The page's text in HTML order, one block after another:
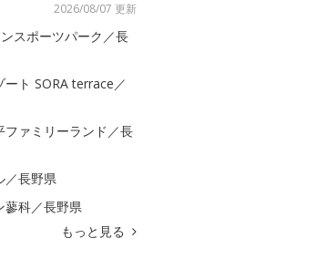
2026/08/07 更新
スポーツパーク／長
ト SORA terrace／
ファミリーランド／長
／長野県
蓼科／長野県
もっと見る